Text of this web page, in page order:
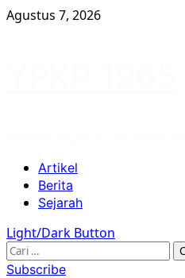
Skip
Agustus 7, 2026
Primary
Menu
Artikel
Berita
Sejarah
Light/Dark Button
Cari
untuk:
Subscribe